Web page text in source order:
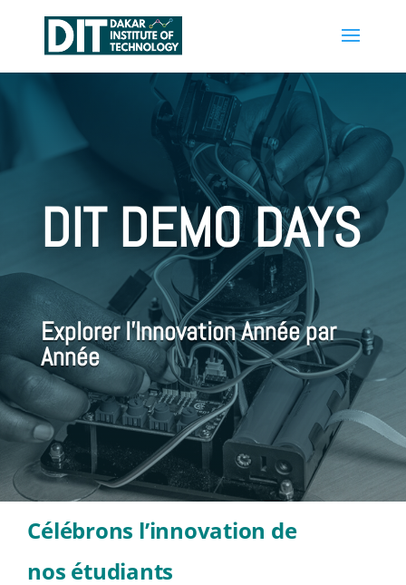
DIT DEMO DAYS
Explorer l’Innovation Année par
Année
Célébrons l’innovation de
nos étudiants